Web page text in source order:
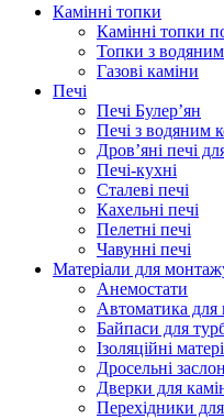
Камінні топки
Камінні топки
Топки з
Газові каміни
Печі
Печі Булер’ян
Печі з водяним
Дров’яні печі
Печі-кухні
Сталеві печі
Кахельні печі
Пелетні печі
Чавунні печі
Матеріали для
Анемостати
Автоматика для
Байпаси для
Ізоляційні
Дросельні
Дверки для
Перехідники